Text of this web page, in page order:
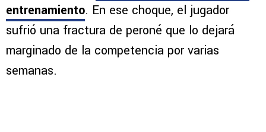
entrenamiento. En ese choque, el jugador
sufrió una fractura de peroné que lo dejará
marginado de la competencia por varias
semanas.